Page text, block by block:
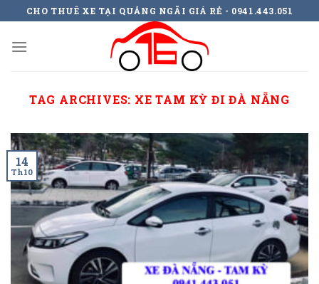
to
content
CHO THUÊ XE TẠI QUẢNG NGÃI GIÁ RẺ - 0941.443.051
TAG ARCHIVES: XE TAM KỲ ĐI ĐÀ NẴNG
14
Th10